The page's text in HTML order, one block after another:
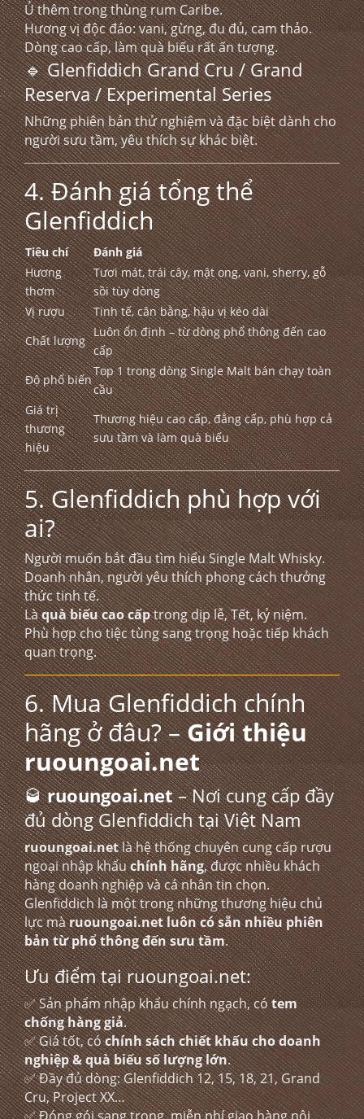
Ủ thêm trong thùng rum Caribe.
Hương vị độc đáo: vani, gừng, đu đủ, cam thảo.
Dòng cao cấp, làm quà biếu rất ấn tượng.
🔹 Glenfiddich Grand Cru / Grand
Reserva / Experimental Series
Những phiên bản thử nghiệm và đặc biệt dành cho
người sưu tầm, yêu thích sự khác biệt.
4. Đánh giá tổng thể
Glenfiddich
Tiêu chí
Đánh giá
Hương
thơm
Tươi mát, trái cây, mật ong, vani, sherry, gỗ
sồi tùy dòng
Vị rượu
Tinh tế, cân bằng, hậu vị kéo dài
Chất lượng
Luôn ổn định – từ dòng phổ thông đến cao
cấp
Độ phổ biến
Top 1 trong dòng Single Malt bán chạy toàn
cầu
Giá trị
thương
hiệu
Thương hiệu cao cấp, đẳng cấp, phù hợp cả
sưu tầm và làm quà biếu
5. Glenfiddich phù hợp với
ai?
Người muốn bắt đầu tìm hiểu Single Malt Whisky.
Doanh nhân, người yêu thích phong cách thưởng
thức tinh tế.
Làquà biếu cao cấptrong dịp lễ, Tết, kỷ niệm.
Phù hợp cho tiệc tùng sang trọng hoặc tiếp khách
quan trọng.
6. Mua Glenfiddich chính
hãng ở đâu? –Giới thiệu
ruoungoai.net
🥃ruoungoai.net– Nơi cung cấp đầy
đủ dòng Glenfiddich tại Việt Nam
ruoungoai.netlà hệ thống chuyên cung cấp rượu
ngoại nhập khẩuchính hãng, được nhiều khách
hàng doanh nghiệp và cá nhân tin chọn.
Glenfiddich là một trong những thương hiệu chủ
lực màruoungoai.net luôn có sẵn nhiều phiên
bản từ phổ thông đến sưu tầm.
Ưu điểm tại ruoungoai.net:
✅ Sản phẩm nhập khẩu chính ngạch, cótem
chống hàng giả.
✅ Giá tốt, cóchính sách chiết khấu cho doanh
nghiệp & quà biếu số lượng lớn.
✅ Đầy đủ dòng: Glenfiddich 12, 15, 18, 21, Grand
Cru, Project XX…